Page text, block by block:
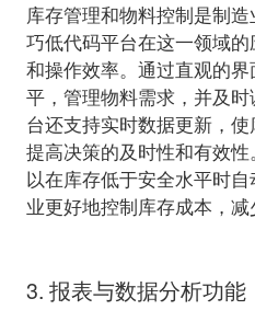
库存管理和物料控制是制
巧低代码平台在这一领域
和操作效率。通过直观的
平，管理物料需求，并及
台还支持实时数据更新，
提高决策的及时性和有效
以在库存低于安全水平时
业更好地控制库存成本，减
3. 报表与数据分析功能